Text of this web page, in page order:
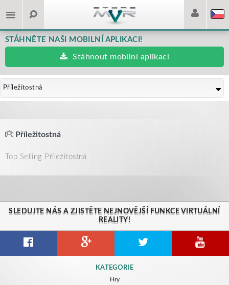
STÁHNĚTE NAŠI MOBILNÍ APLIKACI!
Stáhnout mobilní aplikaci
Příležitostná
Příležitostná
Top Selling Příležitostná
SLEDUJTE NÁS A ZJISTĚTE NEJNOVĚJŠÍ FUNKCE VIRTUÁLNÍ
REALITY!
KATEGORIE
Hry